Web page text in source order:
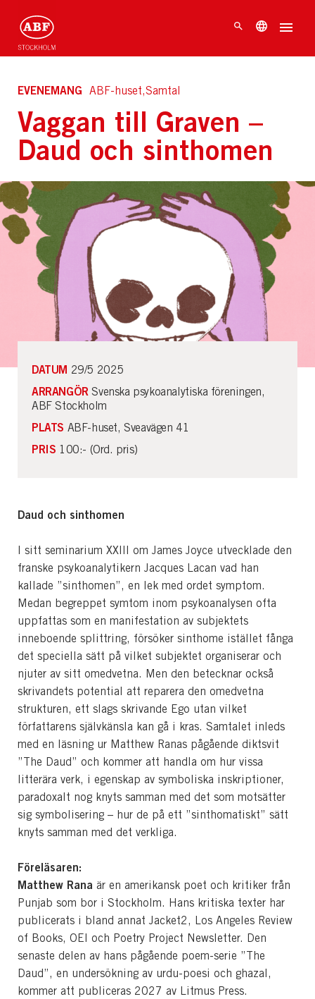
EVENEMANG ABF-huset,Samtal
Vaggan till Graven –
Daud och sinthomen
Daud och sinthomen
I sitt seminarium XXIII om James Joyce utvecklade den
franske psykoanalytikern Jacques Lacan vad han
kallade ”sinthomen”, en lek med ordet symptom.
Medan begreppet symtom inom psykoanalysen ofta
uppfattas som en manifestation av subjektets
inneboende splittring, försöker sinthome istället fånga
det speciella sätt på vilket subjektet organiserar och
njuter av sitt omedvetna. Men den betecknar också
skrivandets potential att reparera den omedvetna
strukturen, ett slags skrivande Ego utan vilket
författarens självkänsla kan gå i kras. Samtalet inleds
med en läsning ur Matthew Ranas pågående diktsvit
”The Daud” och kommer att handla om hur vissa
litterära verk, i egenskap av symboliska inskriptioner,
paradoxalt nog knyts samman med det som motsätter
sig symbolisering – hur de på ett ”sinthomatiskt” sätt
knyts samman med det verkliga.
Föreläsaren:
Matthew Rana är en amerikansk poet och kritiker från
Punjab som bor i Stockholm. Hans kritiska texter har
publicerats i bland annat Jacket2, Los Angeles Review
of Books, OEI och Poetry Project Newsletter. Den
senaste delen av hans pågående poem-serie ”The
Daud”, en undersökning av urdu-poesi och ghazal,
kommer att publiceras 2027 av Litmus Press.
DATUM 29/5 2025
ARRANGÖRSvenska psykoanalytiska föreningen,
ABF Stockholm
PLATS ABF-huset, Sveavägen 41
PRIS 100:- (Ord. pris)